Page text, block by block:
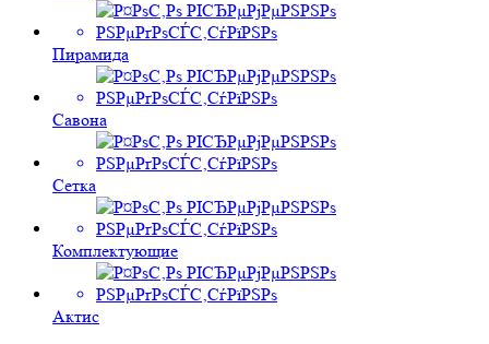
Пирамида
Савона
Сетка
Комплектующие
Актис